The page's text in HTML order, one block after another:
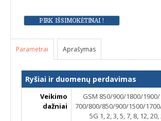
Parametrai Aprašymas
Ryšiai ir duomenų perdavimas
Veikimo
dažniai
GSM 850/900/1800/
700/800/850/900/1500/
5G 1, 2, 3, 5, 7, 8, 12,